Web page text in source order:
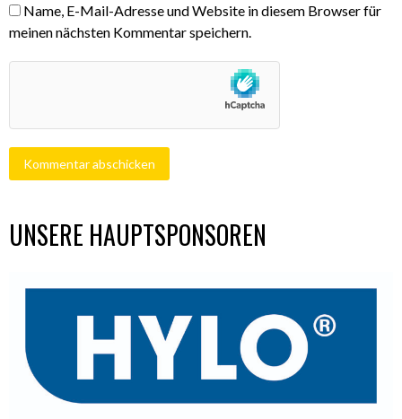
Name, E-Mail-Adresse und Website in diesem Browser für
meinen nächsten Kommentar speichern.
UNSERE HAUPTSPONSOREN